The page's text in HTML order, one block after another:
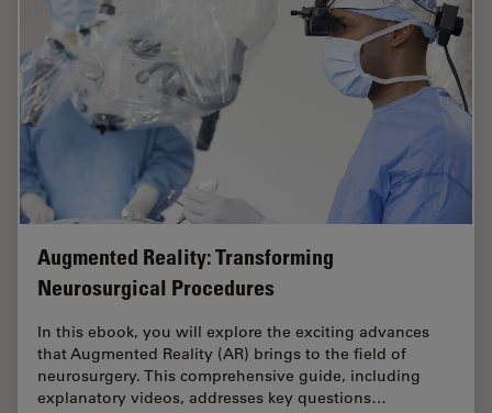
Augmented Reality: Transforming
Neurosurgical Procedures
In this ebook, you will explore the exciting advances
that Augmented Reality (AR) brings to the field of
neurosurgery. This comprehensive guide, including
explanatory videos, addresses key questions…